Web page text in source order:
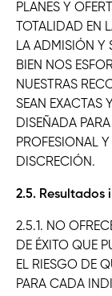
PLANES Y
TOTALIDAD EN
LA ADMISIÓN Y
BIEN NOS
NUESTRAS
SEAN EXACTAS
DISEÑADA
PROFESIONAL
DISCRECIÓN.
2.5. Resultados
2.5.1. NO
DE ÉXITO QUE
EL RIESGO DE
PARA CADA